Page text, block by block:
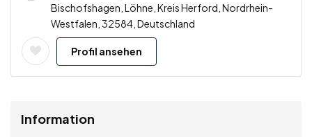
Bischofshagen, Löhne, Kreis Herford, Nordrhein-
Westfalen, 32584, Deutschland
Profil ansehen
Information